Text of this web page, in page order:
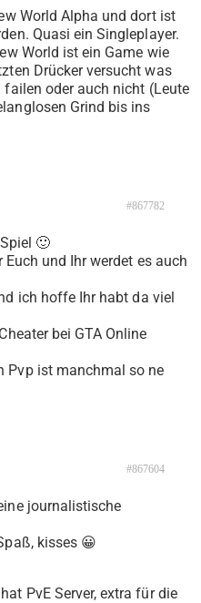
World Alpha und dort ist
Quasi ein Singleplayer.
World ist ein Game wie
Drücker versucht was
oder auch nicht (Leute
Grind bis ins
#867782
🙂
und Ihr werdet es auch
ich hoffe Ihr habt da viel
bei GTA Online
Pvp ist manchmal so ne
#867604
journalistische
kisses 😀
PvE Server, extra für die